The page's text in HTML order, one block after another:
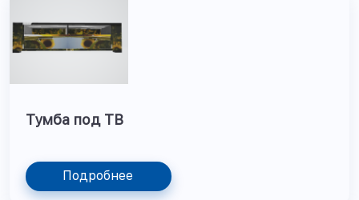
Тумба под ТВ
Подробнее